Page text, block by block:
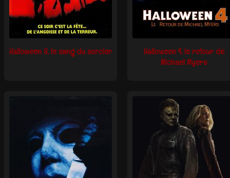
Halloween 3, le sang du sorcier
Halloween 4, le retour de
Michael Myers